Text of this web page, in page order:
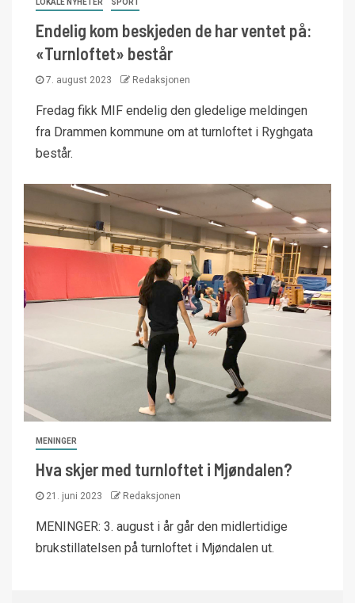
LOKALE NYHETER SPORT
Endelig kom beskjeden de har ventet på:
«Turnloftet» består
7. august 2023 Redaksjonen
Fredag fikk MIF endelig den gledelige meldingen
fra Drammen kommune om at turnloftet i Ryghgata
består.
MENINGER
Hva skjer med turnloftet i Mjøndalen?
21. juni 2023 Redaksjonen
MENINGER: 3. august i år går den midlertidige
brukstillatelsen på turnloftet i Mjøndalen ut.